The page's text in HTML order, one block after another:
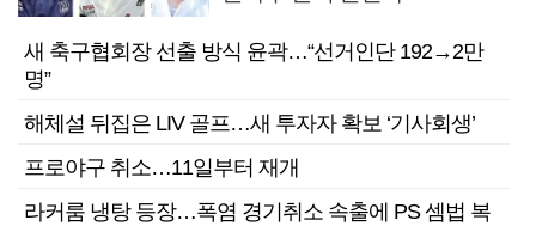
새 축구협회장 선출 방식 윤곽…“선거인단 192→2만
명”
해체설 뒤집은 LIV 골프…새 투자자 확보 ‘기사회생’
프로야구 취소…11일부터 재개
라커룸 냉탕 등장…폭염 경기취소 속출에 PS 셈법 복